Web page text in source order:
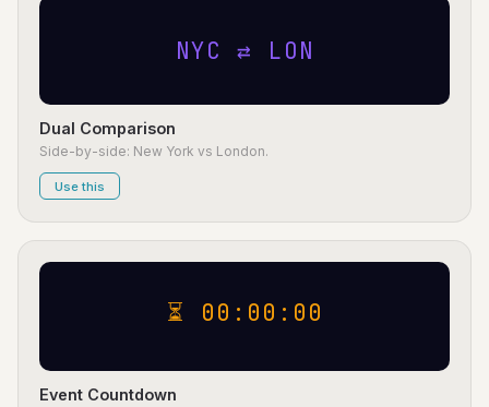
NYC ⇄ LON
Dual Comparison
Side-by-side: New York vs London.
Use this
⏳ 00:00:00
Event Countdown